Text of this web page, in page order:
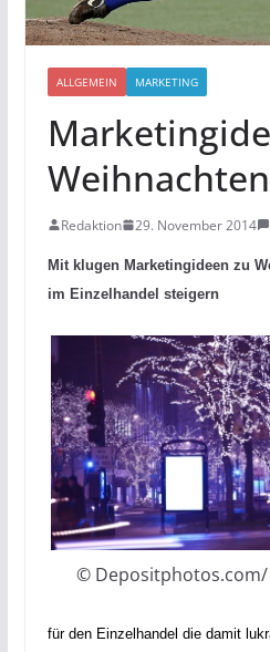
ALLGEMEIN MARKETING
Weihnachten
Redaktion 29. November 2014
Mit klugen Marketingideen zu
im Einzelhandel steigern
© Depositphotos.com/
für den Einzelhandel die damit